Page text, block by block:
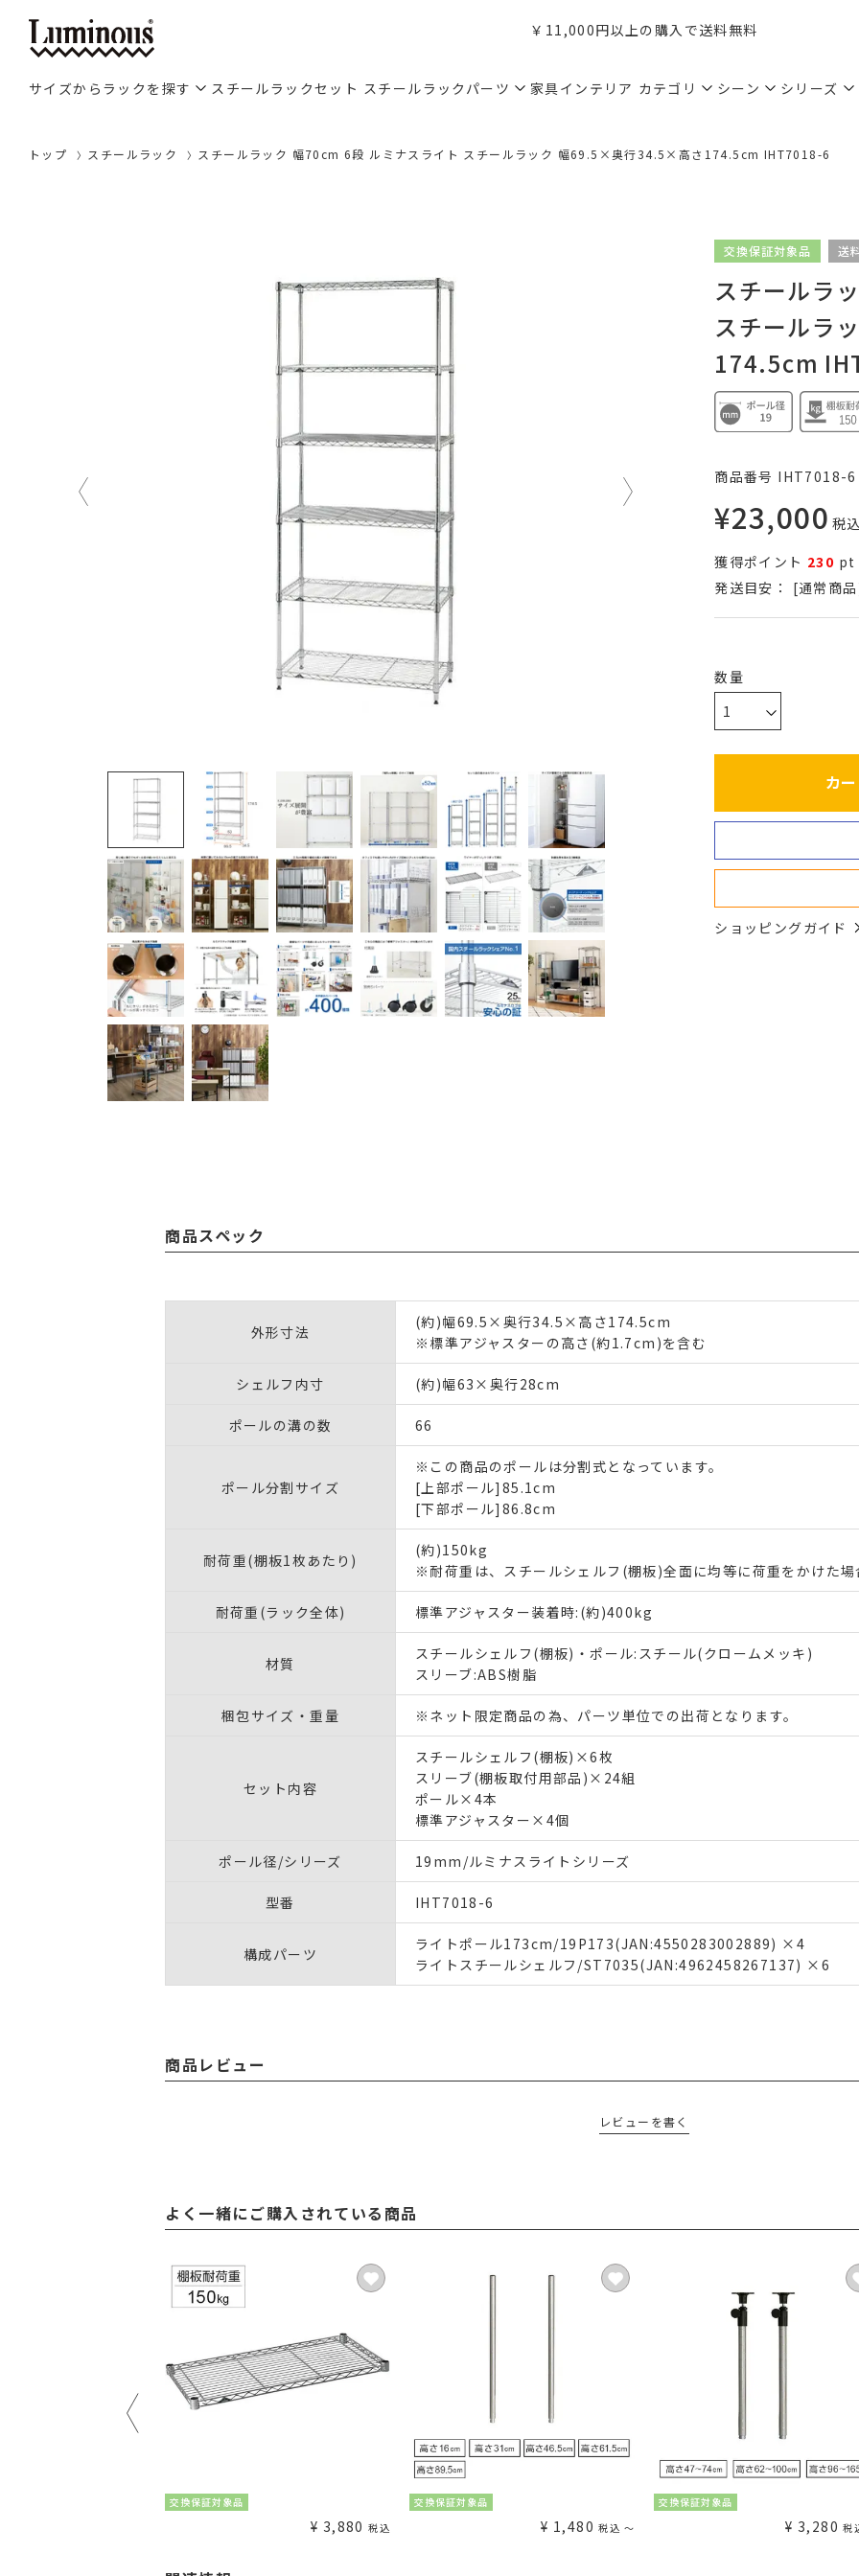
￥11,000円以上の購入で送料無料
サイズからラックを探す スチールラックセット スチールラックパーツ 家具インテリア カテゴリ シーン シリーズ
トップ スチールラック スチールラック 幅70cm 6段 ルミナスライト スチールラック 幅69.5×奥行34.5×高さ174.5cm IHT7018-6
交換保証対象品 送
スチールラ
スチールラ
174.5cm
商品番号 IHT7018-6
¥23,000 税込
獲得ポイント 230 pt
発送目安：
[通常商
カ
ショッピングガイド
商品スペック
外形寸法
(約)幅69.5×奥行34.5×高さ174.5cm
※標準アジャスターの高さ(約1.7cm)を含む
シェルフ内寸 (約)幅63×奥行28cm
ポールの溝の数 66
ポール分割サイズ
※この商品のポールは分割式となっています。
[上部ポール]85.1cm
[下部ポール]86.8cm
耐荷重(棚板1枚あたり)
(約)150kg
※耐荷重は、スチールシェルフ(棚板)全面に均等に荷重をかけた場
耐荷重(ラック全体) 標準アジャスター装着時:(約)400kg
材質
スチールシェルフ(棚板)・ポール:スチール(クロームメッキ)
スリーブ:ABS樹脂
梱包サイズ・重量 ※ネット限定商品の為、パーツ単位での出荷となります。
セット内容
スチールシェルフ(棚板)×6枚
スリーブ(棚板取付用部品)×24組
ポール×4本
標準アジャスター×4個
ポール径/シリーズ 19mm/ルミナスライトシリーズ
型番 IHT7018-6
構成パーツ
ライトポール173cm/19P173(JAN:4550283002889) ×4
ライトスチールシェルフ/ST7035(JAN:4962458267137) ×6
商品レビュー
レビューを書く
よく一緒にご購入されている商品
交換保証対象品
¥ 3,880 税込
交換保証対象品
¥ 1,480 税込 〜
交換保証対象品
¥ 3,280 税